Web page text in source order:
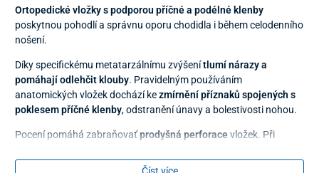
Ortopedické vložky s podporou příčné a podélné klenby
poskytnou pohodlí a správnu oporu chodidla i během celodenního
nošení.
Díky specifickému metatarzálnímu zvýšenítlumí nárazy a
pomáhají odlehčit klouby. Pravidelným používáním
anatomických vložek dochází kezmírnění příznaků spojených s
poklesem příčné klenby, odstranění únavy a bolestivosti nohou.
Pocení pomáhá zabraňovaťprodyšná perforace vložek. Při
pokojové teplotě.
Číst více